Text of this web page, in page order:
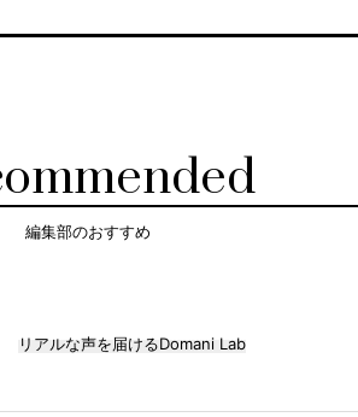
編集部のおすすめ
リアルな声を届けるDomani Lab